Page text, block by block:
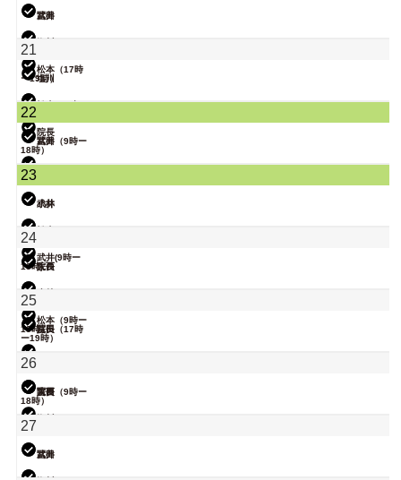
武井
冨田
松本（17時
ー19時）
武井
院長
21
塩川
松本（9時ー
18時）
武井
関谷（17-19
時）
22
冨田（9時ー
18時）
武井
時）
院長
23
小林
武井(9時ー
18時)
時）
院長
24
大西
松本（9時ー
18時）
時）
院長
25
冨田（17時
ー19時）
大西（9時ー
18時）
武井
26
冨田
27
冨田